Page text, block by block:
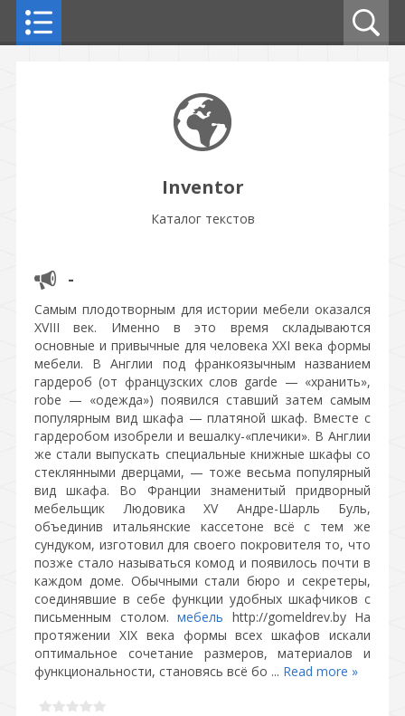
Inventor
Каталог текстов
-
Самым плодотворным для истории мебели оказался
XVIII век. Именно в это время складываются
основные и привычные для человека XXI века формы
мебели. В Англии под франкоязычным названием
гардероб (от французских слов garde — «хранить»,
rоbе — «одежда») появился ставший затем самым
популярным вид шкафа — платяной шкаф. Вместе с
гардеробом изобрели и вешалку-«плечики». В Англии
же стали выпускать специальные книжные шкафы со
стеклянными дверцами, — тоже весьма популярный
вид шкафа. Во Франции знаменитый придворный
мебельщик Людовика XV Андре-Шарль Буль,
объединив итальянские кассетоне всё с тем же
сундуком, изготовил для своего покровителя то, что
позже стало называться комод и появилось почти в
каждом доме. Обычными стали бюро и секретеры,
соединявшие в себе функции удобных шкафчиков с
письменным столом. мебель http://gomeldrev.by На
протяжении XIX века формы всех шкафов искали
оптимальное сочетание размеров, материалов и
функциональности, становясь всё бо ... Read more »